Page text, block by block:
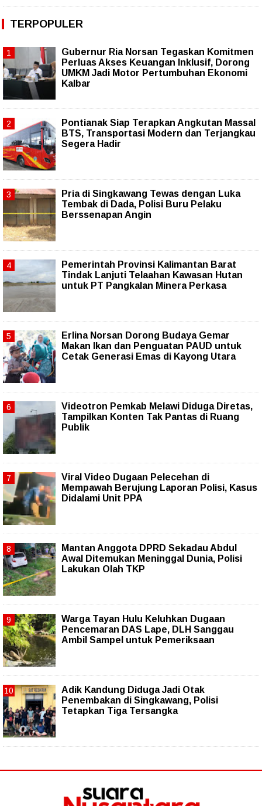
TERPOPULER
Gubernur Ria Norsan Tegaskan Komitmen
Perluas Akses Keuangan Inklusif, Dorong
UMKM Jadi Motor Pertumbuhan Ekonomi
Kalbar
Pontianak Siap Terapkan Angkutan Massal
BTS, Transportasi Modern dan Terjangkau
Segera Hadir
Pria di Singkawang Tewas dengan Luka
Tembak di Dada, Polisi Buru Pelaku
Berssenapan Angin
Pemerintah Provinsi Kalimantan Barat
Tindak Lanjuti Telaahan Kawasan Hutan
untuk PT Pangkalan Minera Perkasa
Erlina Norsan Dorong Budaya Gemar
Makan Ikan dan Penguatan PAUD untuk
Cetak Generasi Emas di Kayong Utara
Videotron Pemkab Melawi Diduga Diretas,
Tampilkan Konten Tak Pantas di Ruang
Publik
Viral Video Dugaan Pelecehan di
Mempawah Berujung Laporan Polisi, Kasus
Didalami Unit PPA
Mantan Anggota DPRD Sekadau Abdul
Awal Ditemukan Meninggal Dunia, Polisi
Lakukan Olah TKP
Warga Tayan Hulu Keluhkan Dugaan
Pencemaran DAS Lape, DLH Sanggau
Ambil Sampel untuk Pemeriksaan
Adik Kandung Diduga Jadi Otak
Penembakan di Singkawang, Polisi
Tetapkan Tiga Tersangka